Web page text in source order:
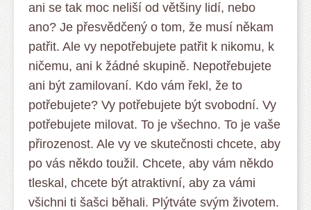
ani se tak moc neliší od většiny lidí, nebo
ano? Je přesvědčený o tom, že musí někam
patřit. Ale vy nepotřebujete patřit k nikomu, k
ničemu, ani k žádné skupině. Nepotřebujete
ani být zamilovaní. Kdo vám řekl, že to
potřebujete? Vy potřebujete být svobodní. Vy
potřebujete milovat. To je všechno. To je vaše
přirozenost. Ale vy ve skutečnosti chcete, aby
po vás někdo toužil. Chcete, aby vám někdo
tleskal, chcete být atraktivní, aby za vámi
všichni ti šašci běhali. Plýtváte svým životem.